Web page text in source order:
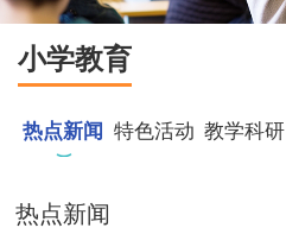
小学教育
热点新闻 特色活动 教学科研
热点新闻